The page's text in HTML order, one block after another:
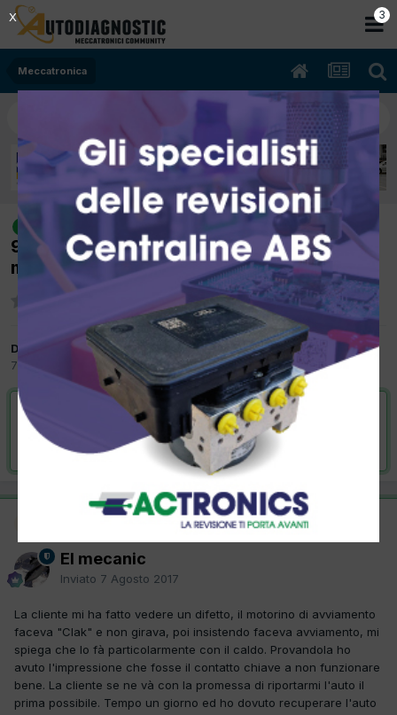
Meccatronica
risolto
[Citroen Berlingo 10/2008 1560cc
9HT 55Kw Diesel] Non viene comandato il
motorino di avviamento
Da El mecanic
7 Agosto 2017
in Meccatronica
VAI ALLA SOLUZIONE
Risolta da El mecanic, 7 Agosto 2017
SOLUZIONE
El mecanic
Inviato 7 Agosto 2017
La cliente mi ha fatto vedere un difetto, il motorino di avviamento
faceva "Clak" e non girava, poi insistendo faceva avviamento, mi
spiega che lo fà particolarmente con il caldo. Provandola ho
avuto l'impressione che fosse il contatto chiave a non funzionare
bene. La cliente se ne và con la promessa di riportarmi l'auto il
prima possibile. Tempo un giorno ed ho dovuto recuperare l'auto
2
X